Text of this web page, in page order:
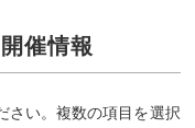
催情報
さい。複数の項目を選択